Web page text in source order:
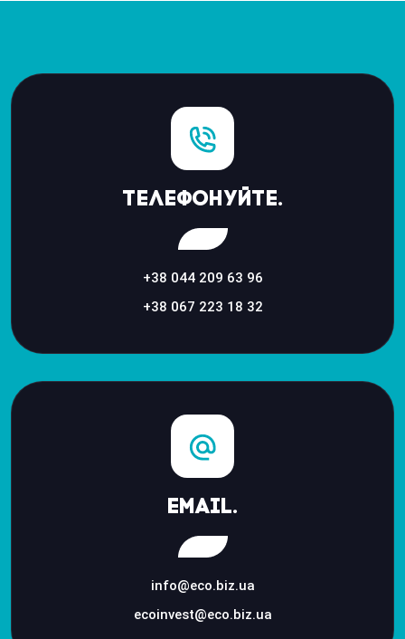
Телефонуйте.
+38 044 209 63 96
+38 067 223 18 32
Email.
info@eco.biz.ua
ecoinvest@eco.biz.ua